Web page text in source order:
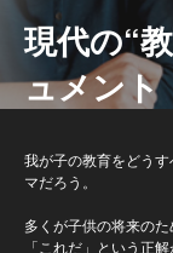
現代の“
ュメント
我が子の教育をどう
マだろう。
多くが子供の将来の
「これだ」という正